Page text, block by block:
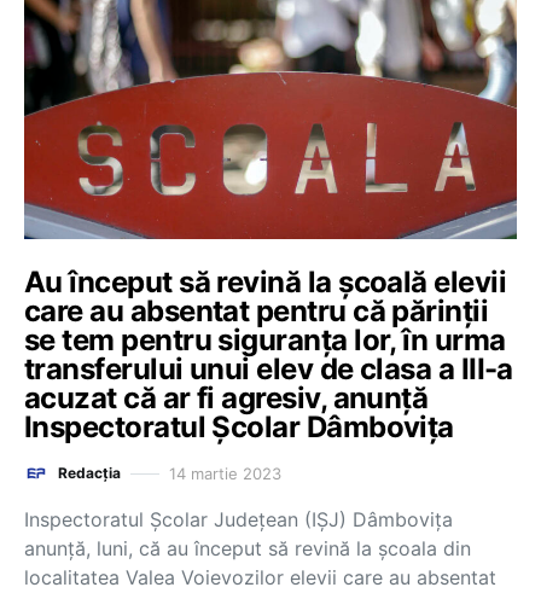
Au început să revină la şcoală elevii
care au absentat pentru că părinții
se tem pentru siguranța lor, în urma
transferului unui elev de clasa a III-a
acuzat că ar fi agresiv, anunță
Inspectoratul Școlar Dâmbovița
Redacția 14 martie 2023
Inspectoratul Şcolar Judeţean (IŞJ) Dâmboviţa
anunţă, luni, că au început să revină la şcoala din
localitatea Valea Voievozilor elevii care au absentat